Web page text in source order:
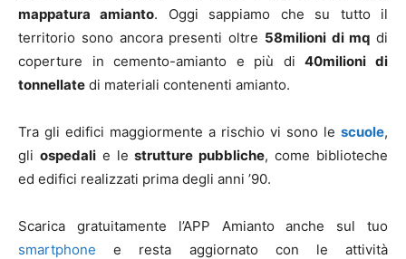
mappatura amianto. Oggi sappiamo che su tutto il
territorio sono ancora presenti oltre 58milioni di mq di
coperture in cemento-amianto e più di40milioni di
tonnellate di materiali contenenti amianto.
Tra gli edifici maggiormente a rischio vi sono le scuole,
gli ospedalie lestrutture pubbliche, come biblioteche
ed edifici realizzati prima degli anni ’90.
Scarica gratuitamente l’APP Amianto anche sul tuo
smartphone e resta aggiornato con le attività